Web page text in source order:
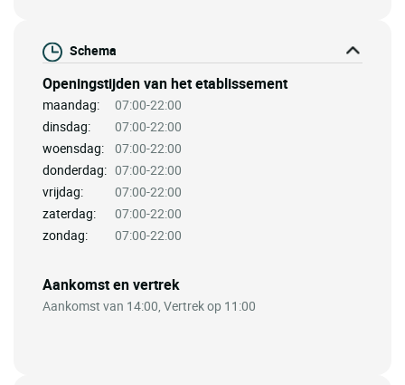
Schema
Openingstijden van het etablissement
maandag:
07:00-22:00
dinsdag:
07:00-22:00
woensdag:
07:00-22:00
donderdag: 07:00-22:00
vrijdag:
07:00-22:00
zaterdag:
07:00-22:00
zondag:
07:00-22:00
Aankomst en vertrek
Aankomst van 14:00, Vertrek op 11:00